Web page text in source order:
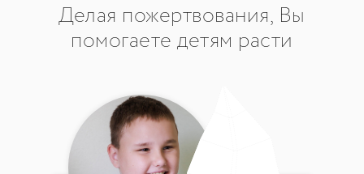
Делая пожертвования, Вы
помогаете детям расти